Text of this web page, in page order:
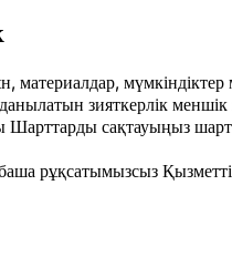
материалдар,
зияткерлік
сақтауыңыз
рұқсатымызсыз